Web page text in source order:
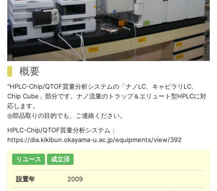
概要
"HPLC-Chip/QTOF質量分析システムの「ナノLC、キャピラリLC、
Chip Cube」部分です。ナノ流量のトラップ＆エリュート型HPLCに対
応します。
◎部品取りの目的でも、ご連絡ください。
HPLC-Chip/QTOF質量分析システム：
https://dia.kikibun.okayama-u.ac.jp/equipments/view/392
リユース 成立済
設置年 2009